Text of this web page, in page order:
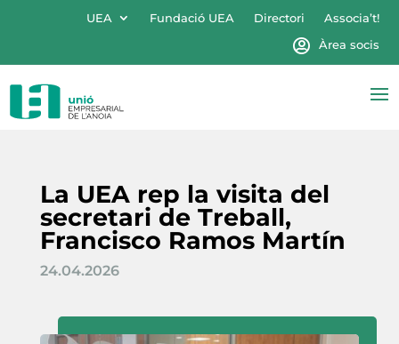
UEA Fundació UEA Directori
Associa’t!
Àrea socis
La UEA rep la visita del
secretari de Treball,
Francisco Ramos Martín
24.04.2026